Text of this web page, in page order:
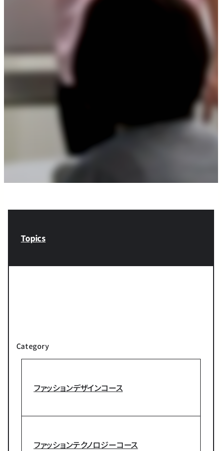
Topics
Category
ファッションデザインコース
ファッションテクノロジーコース